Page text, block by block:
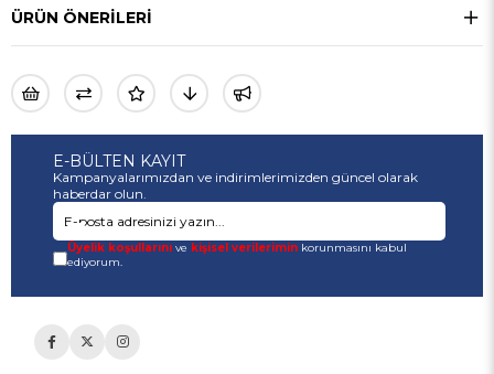
ÜRÜN ÖNERILERI
E-BÜLTEN KAYIT
Kampanyalarımızdan ve indirimlerimizden güncel olarak
haberdar olun.
Üyelik koşullarınıve kişisel verileriminkorunmasını kabul
ediyorum.